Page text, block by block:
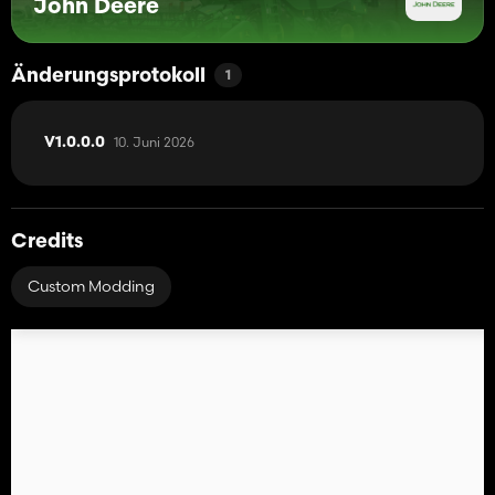
- Kompatibilität mit externen Geräten (z. B. Demco SideQuest
1200, Lankota Stalk Roller, K9 Dozer Blade)
John Deere
Änderungsprotokoll 1
V1.0.0.0 10. Juni 2026
Credits
Custom Modding